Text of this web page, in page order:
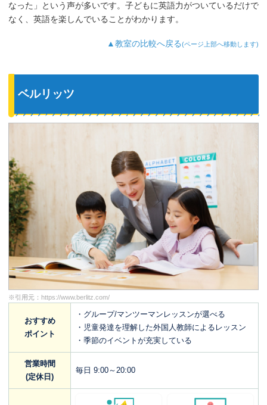
なった」という声が多いです。子どもに英語力がついているだけで
なく、英語を楽しんでいることがわかります。
▲教室の比較へ戻る(ページ上部へ移動します)
ベルリッツ
※引用元： https://www.berlitz.com/
おすすめ
ポイント
・グループ/マンツーマンレッスンが選べる
・児童発達を理解した外国人教師によるレッスン
・季節のイベントが充実している
営業時間
(定休日)
毎日 9:00～20:00